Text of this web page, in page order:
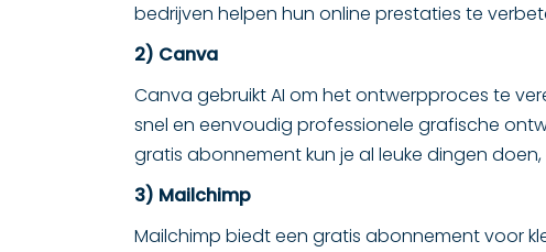
bedrijven helpen hun online prestaties te
2) Canva
Canva gebruikt AI om het ontwerpproces te
snel en eenvoudig professionele grafische
gratis abonnement kun je al leuke dingen
3) Mailchimp
Mailchimp biedt een gratis abonnement voor